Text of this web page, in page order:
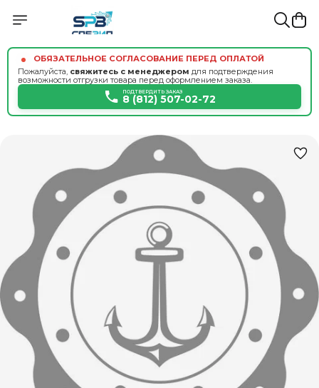
ОБЯЗАТЕЛЬНОЕ СОГЛАСОВАНИЕ ПЕРЕД ОПЛАТОЙ
Пожалуйста, свяжитесь с менеджером для подтверждения
возможности отгрузки товара перед оформлением заказа.
ПОДТВЕРДИТЬ ЗАКАЗ
8 (812) 507-02-72